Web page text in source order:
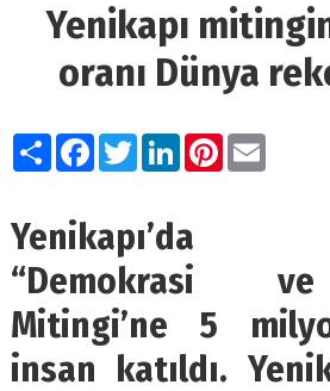
Yenikapı
oranı Dünya
PaylaşFacebook
TwitterLinkedIn
Pinterest
Email
Yenikapı’da
“Demokrasi
Mitingi’ne 5
insan katıldı.